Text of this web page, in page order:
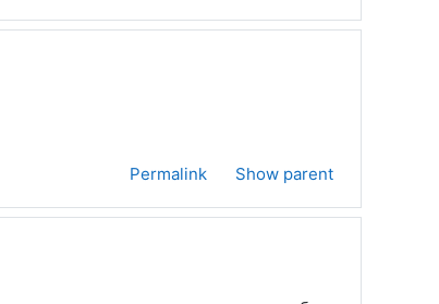
Permalink Show parent